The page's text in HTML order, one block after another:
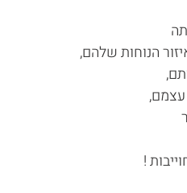
הנוחות שלהם,
עצמם,
!